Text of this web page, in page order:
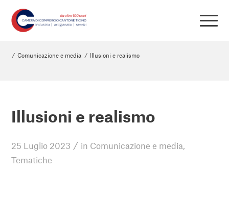
/ Comunicazione e media / Illusioni e realismo
Illusioni e realismo
25 Luglio 2023 / in Comunicazione e media,
Tematiche